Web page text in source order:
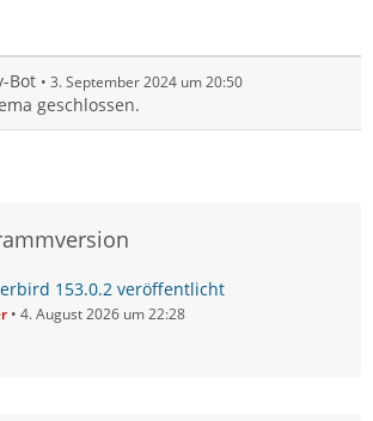
Bot 3. September 2024 um 20:50
geschlossen.
153.0.2 veröffentlicht
4. August 2026 um 22:28